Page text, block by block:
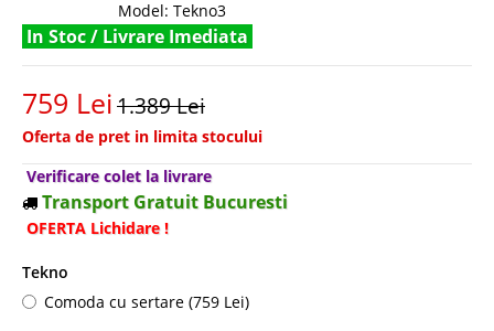
Model: Tekno3
In Stoc / Livrare Imediata
759 Lei1.389 Lei
Oferta de pret in limita stocului
Verificare colet la livrare
Transport Gratuit Bucuresti
OFERTA Lichidare !
Tekno
Comoda cu sertare (759 Lei)